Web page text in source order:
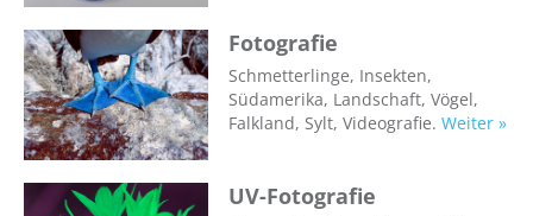
Fotografie
Schmetterlinge, Insekten,
Südamerika, Landschaft, Vögel,
Falkland, Sylt, Videografie.Weiter »
UV-Fotografie